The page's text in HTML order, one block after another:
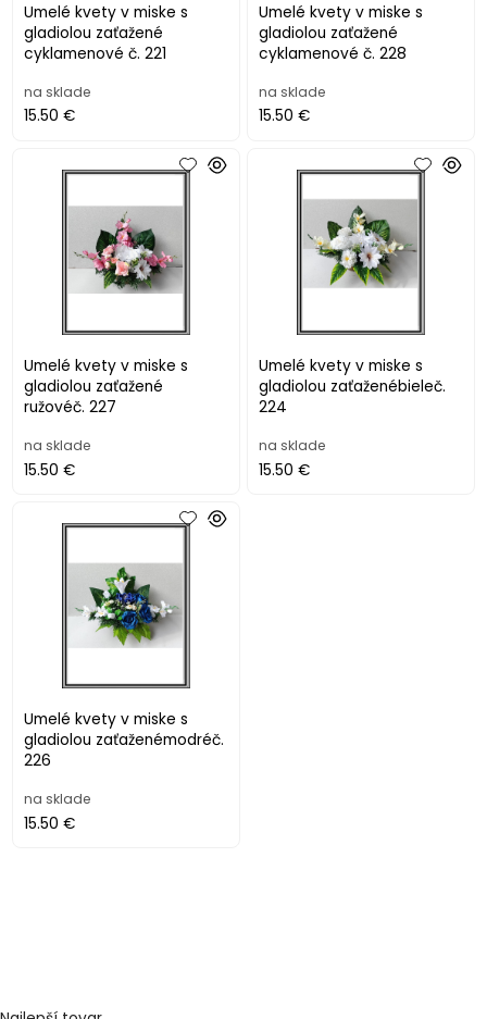
Umelé kvety v miske s
gladiolou zaťažené
cyklamenové č. 221
na sklade
15.50 €
Umelé kvety v miske s
gladiolou zaťažené
cyklamenové č. 228
na sklade
15.50 €
Umelé kvety v miske s
gladiolou zaťažené
ružovéč. 227
na sklade
15.50 €
Umelé kvety v miske s
gladiolou zaťaženébieleč.
224
na sklade
15.50 €
Umelé kvety v miske s
gladiolou zaťaženémodréč.
226
na sklade
15.50 €